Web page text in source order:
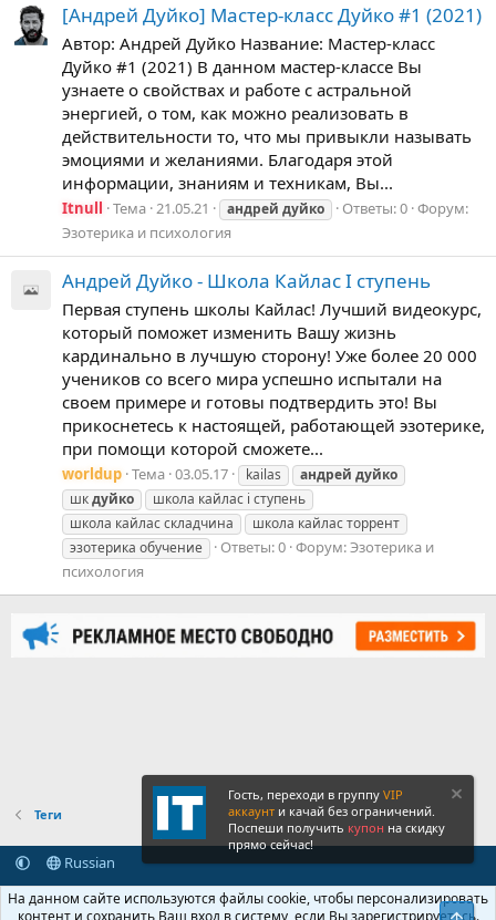
[Андрей Дуйко] Мастер-класс Дуйко #1 (2021)
Автор: Андрей Дуйко Название: Мастер-класс
Дуйко #1 (2021) В данном мастер-классе Вы
узнаете о свойствах и работе с астральной
энергией, о том, как можно реализовать в
действительности то, что мы привыкли называть
эмоциями и желаниями. Благодаря этой
информации, знаниям и техникам, Вы...
Itnull Тема 21.05.21 андрей дуйко Ответы: 0 Форум:
Эзотерика и психология
Андрей Дуйко - Школа Кайлас І ступень
Первая ступень школы Кайлас! Лучший видеокурс,
который поможет изменить Вашу жизнь
кардинально в лучшую сторону! Уже более 20 000
учеников со всего мира успешно испытали на
своем примере и готовы подтвердить это! Вы
прикоснетесь к настоящей, работающей эзотерике,
при помощи которой сможете...
worldup Тема 03.05.17 kailas андрей дуйко
шкдуйко
школа кайлас і ступень
школа кайлас складчина
школа кайлас торрент
эзотерика обучение
Ответы: 0 Форум:Эзотерика и
психология
Теги
Russian
Обратная связь
Условия и правила
Политика конфиденциальности
Помощь Главная R
Гость, переходи в группу VIP
аккаунт и качай без ограничений.
Поспеши получить купон на скидку
прямо сейчас!
На данном сайте используются файлы cookie, чтобы персонализировать
контент и сохранить Ваш вход в систему, если Вы зарегистрируетесь.